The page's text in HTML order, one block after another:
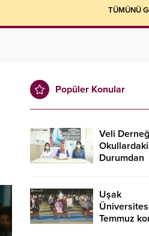
TÜMÜNÜ
Popüler Konular
Veli
Okullardaki
Durumdan
Uşak
Temmuz